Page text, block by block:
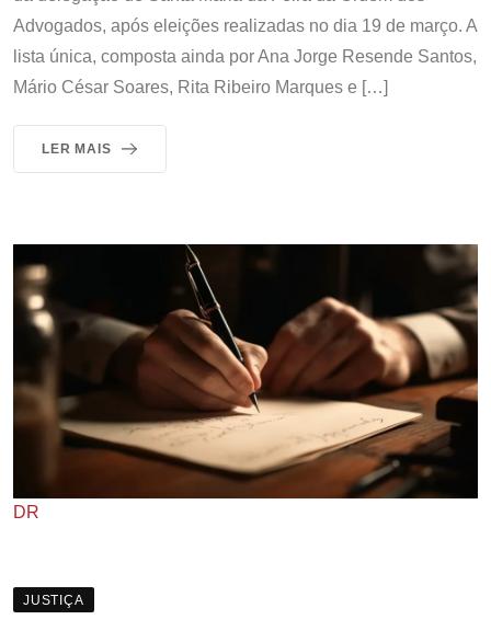
Advogados, após eleições realizadas no dia 19 de março. A
lista única, composta ainda por Ana Jorge Resende Santos,
Mário César Soares, Rita Ribeiro Marques e […]
LER MAIS
DR
JUSTIÇA